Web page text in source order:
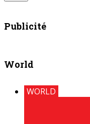
Publicité
World
WORLD